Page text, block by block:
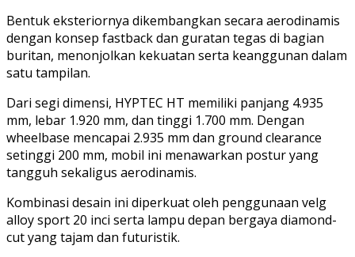
Bentuk eksteriornya dikembangkan secara aerodinamis
dengan konsep fastback dan guratan tegas di bagian
buritan, menonjolkan kekuatan serta keanggunan dalam
satu tampilan.
Dari segi dimensi, HYPTEC HT memiliki panjang 4.935
mm, lebar 1.920 mm, dan tinggi 1.700 mm. Dengan
wheelbase mencapai 2.935 mm dan ground clearance
setinggi 200 mm, mobil ini menawarkan postur yang
tangguh sekaligus aerodinamis.
Kombinasi desain ini diperkuat oleh penggunaan velg
alloy sport 20 inci serta lampu depan bergaya diamond-
cut yang tajam dan futuristik.